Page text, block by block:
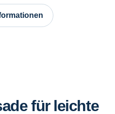
für leichte